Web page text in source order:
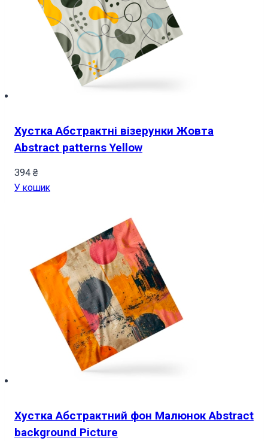
Хустка Абстрактні візерунки Жовта
Abstract patterns Yellow
394 ₴
У кошик
Хустка Абстрактний фон Малюнок Abstract
background Picture